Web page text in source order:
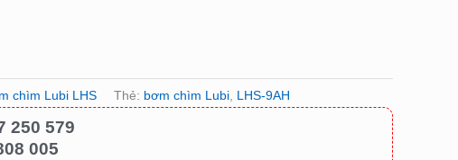
chìm Lubi LHS Thẻ: bơm chìm Lubi, LHS-9AH
250 579
005